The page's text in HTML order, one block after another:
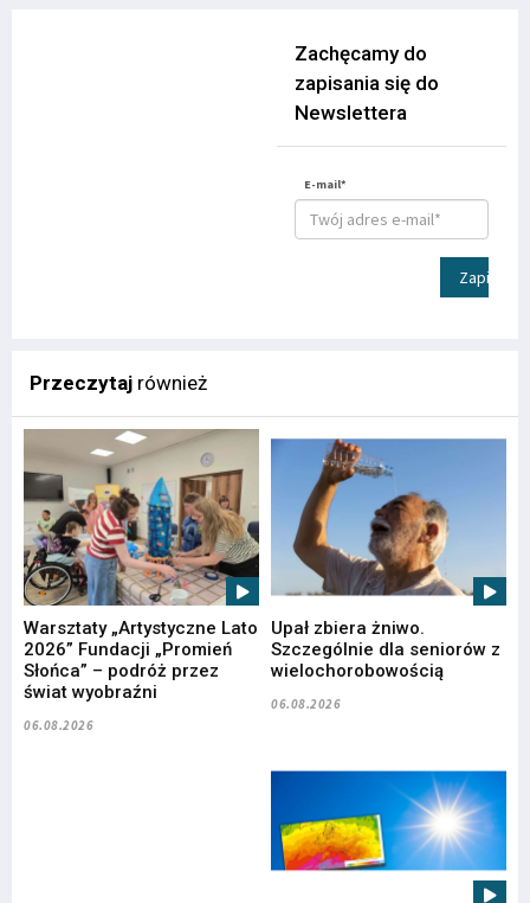
Zachęcamy do
zapisania się do
Newslettera
E-mail*
Zapisz
Przeczytaj również
Warsztaty „Artystyczne Lato
2026” Fundacji „Promień
Słońca” – podróż przez
świat wyobraźni
06.08.2026
Upał zbiera żniwo.
Szczególnie dla seniorów z
wielochorobowością
06.08.2026